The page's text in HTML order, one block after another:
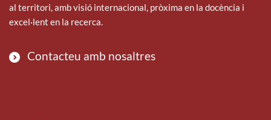
al territori, amb visió internacional, pròxima en la docència i
excel·lent en la recerca.
Contacteu amb nosaltres